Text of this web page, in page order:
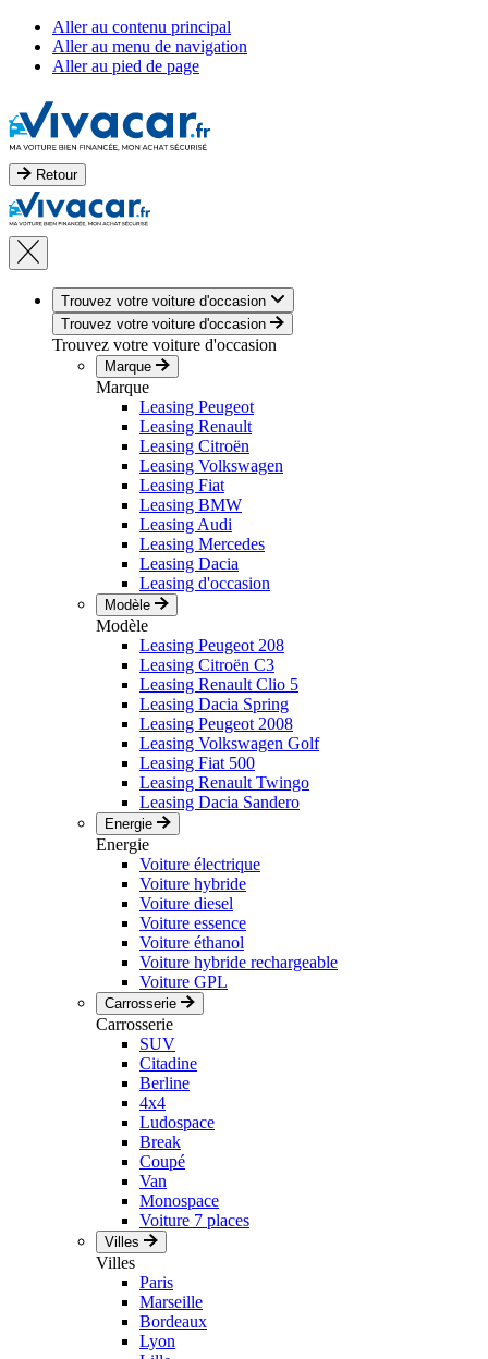
Aller au contenu principal
Aller au menu de navigation
Aller au pied de page
Retour
Trouvez votre voiture d'occasion
Trouvez votre voiture d'occasion
Trouvez votre voiture d'occasion
Marque
Marque
Leasing Peugeot
Leasing Renault
Leasing Citroën
Leasing Volkswagen
Leasing Fiat
Leasing BMW
Leasing Audi
Leasing Mercedes
Leasing Dacia
Leasing d'occasion
Modèle
Modèle
Leasing Peugeot 208
Leasing Citroën C3
Leasing Renault Clio 5
Leasing Dacia Spring
Leasing Peugeot 2008
Leasing Volkswagen Golf
Leasing Fiat 500
Leasing Renault Twingo
Leasing Dacia Sandero
Energie
Energie
Voiture électrique
Voiture hybride
Voiture diesel
Voiture essence
Voiture éthanol
Voiture hybride rechargeable
Voiture GPL
Carrosserie
Carrosserie
SUV
Citadine
Berline
4x4
Ludospace
Break
Coupé
Van
Monospace
Voiture 7 places
Villes
Villes
Paris
Marseille
Bordeaux
Lyon